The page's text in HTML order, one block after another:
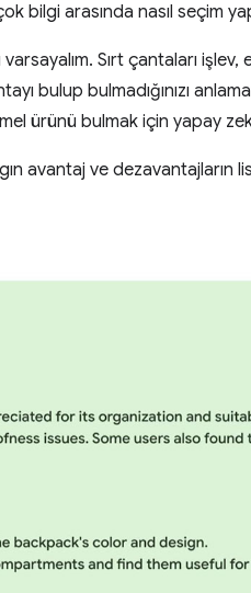
bilgi arasında nasıl seçim
varsayalım. Sırt çantaları
bulup bulmadığınızı
ürünü bulmak için yapay
avantaj ve dezavantajların